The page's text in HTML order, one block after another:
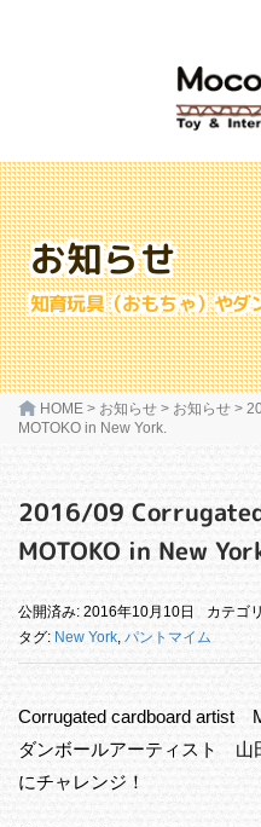
お知らせ
知育玩具（おもちゃ）やダ
HOME > お知らせ > お知らせ >
MOTOKO in New York.
2016/09
MOTOKO in New
公開済み: 2016年10月10日 カテゴ
タグ: New York, パントマイム
Corrugated cardboard artist
ダンボールアーティスト
にチャレンジ！